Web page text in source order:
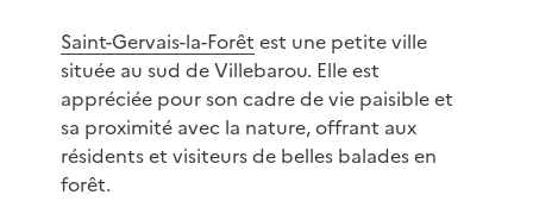
Saint-Gervais-la-Forêt est une petite ville
située au sud de Villebarou. Elle est
appréciée pour son cadre de vie paisible et
sa proximité avec la nature, offrant aux
résidents et visiteurs de belles balades en
forêt.